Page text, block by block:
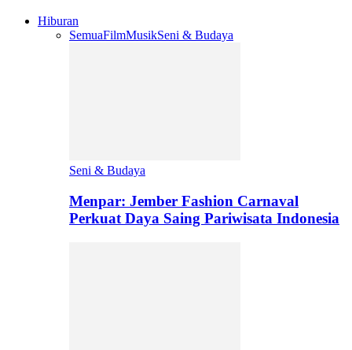
Hiburan
SemuaFilmMusikSeni & Budaya
Seni & Budaya
Menpar: Jember Fashion Carnaval
Perkuat Daya Saing Pariwisata Indonesia